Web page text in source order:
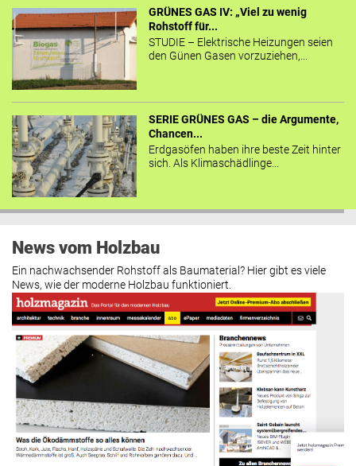
GRÜNES GAS IV: „Viel zu wenig
Rohstoff für...
STUDIE – Elektrische Heizungen seien
den Günen Gasen vorzuziehen,...
SERIE GRÜNES GAS – die Argumente,
Chancen...
Erdgasöfen haben ihre beste Zeit hinter
sich. Als Klimaschädlinge...
News vom Holzbau
Ein nachwachsender Rohstoff als Baumaterial? Hier gibt es viele
News, wie der moderne Holzbau funktioniert.